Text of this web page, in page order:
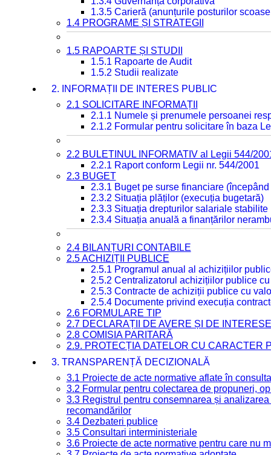
1.3.5 Carieră (anunțurile posturilor
1.4 PROGRAME ȘI STRATEGII
1.5 RAPOARTE ȘI STUDII
1.5.1 Rapoarte de Audit
1.5.2 Studii realizate
2. INFORMAȚII DE INTERES PUBLIC
2.1 SOLICITARE INFORMAȚII
2.1.1 Numele și prenumele persoanei
2.1.2 Formular pentru solicitare în baza
2.2 BULETINUL INFORMATIV al Legii 544/
2.2.1 Raport conform Legii nr. 544/2001
2.3 BUGET
2.3.1 Buget pe surse financiare
2.3.2 Situația plăților (execuția bugetară)
2.3.3 Situația drepturilor salariale
2.3.4 Situația anuală a finanțărilor
2.4 BILANȚURI CONTABILE
2.5 ACHIZIȚII PUBLICE
2.5.1 Programul anual al achizițiilor
2.5.2 Centralizatorul achizițiilor publice
2.5.3 Contracte de achiziții publice cu
2.5.4 Documente privind execuția
2.6 FORMULARE TIP
2.7 DECLARAȚII DE AVERE ȘI DE INTERESE
2.8 COMISIA PARITARĂ
2.9. PROTECȚIA DATELOR CU CARACTER
3. TRANSPARENȚĂ DECIZIONALĂ
3.1 Proiecte de acte normative aflate în
3.2 Formular pentru colectarea de propuneri,
3.3 Registrul pentru consemnarea și
recomandărilor
3.4 Dezbateri publice
3.5 Consultari interministeriale
3.6 Proiecte de acte normative pentru care nu